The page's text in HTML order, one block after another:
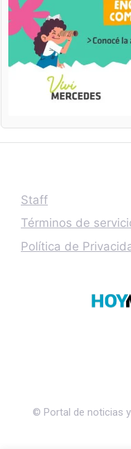
Staff
Términos de
Política de
© Portal de noticias